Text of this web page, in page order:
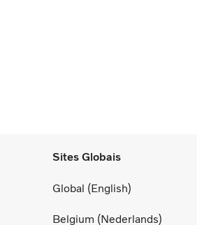
Sites Globais
Global (English)
Belgium (Nederlands)